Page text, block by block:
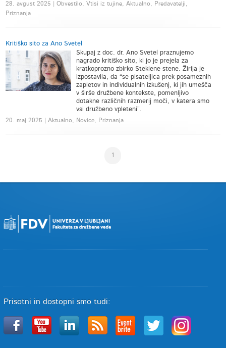
28. avgust 2025 | Obvestilo, Vtisi iz tujine, Aktualno, Predavatelji,
Priznanja
Kritiško sito za Ano Svetel
Skupaj z doc. dr. Ano Svetel praznujemo
nagrado kritiško sito, ki jo je prejela za
kratkoprozno zbirko Steklene stene. Žirija je
izpostavila, da “se pisateljica prek posameznih
zapletov in individualnih izkušenj, ki jih umešča
v širše družbene kontekste, pomenljivo
dotakne različnih razmerij moči, v katera smo
vsi družbeno vpleteni”.
20. maj 2025 | Aktualno, Novice, Priznanja
1
Prisotni in dostopni smo tudi: